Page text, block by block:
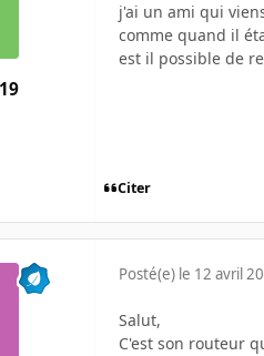
j'ai un ami qui
comme quand il
est il possible de
Citer
Posté(e) le 12 avril
Salut,
C'est son routeur